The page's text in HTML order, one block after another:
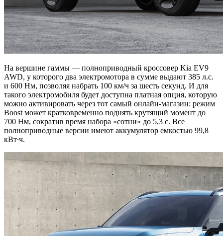
На вершине гаммы — полноприводный кроссовер Kia EV9
AWD, у которого два электромотора в сумме выдают 385 л.с.
и 600 Нм, позволяя набрать 100 км/ч за шесть секунд. И для
такого электромобиля будет доступна платная опция, которую
можно активировать через тот самый онлайн-магазин: режим
Boost может кратковременно поднять крутящий момент до
700 Нм, сократив время набора «сотни» до 5,3 с. Все
полноприводные версии имеют аккумулятор емкостью 99,8
кВт∙ч.